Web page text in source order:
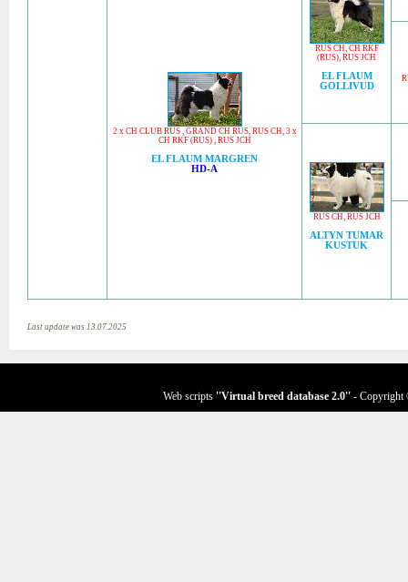
2 x CH CLUB RUS, GRAND CH RUS, RUS CH, 3 x
CH RKF (RUS), RUS JCH
EL FLAUM MARGREN
HD-A
RUS CH, CH RKF
(RUS), RUS JCH
EL FLAUM
GOLLIVUD
RUS CH, RUS JCH
ALTYN TUMAR
KUSTUK
Last update was 13.07.2025
Web scripts ''Virtual breed database 2.0'' - Copyright